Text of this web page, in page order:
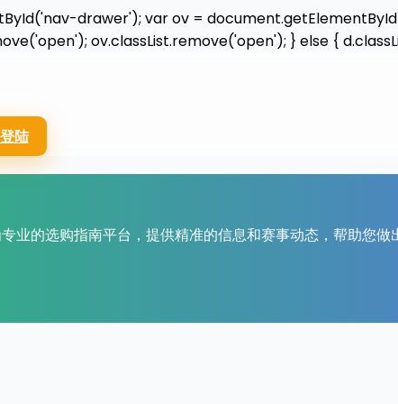
drawer'); var ov =
ov.classList.remove('open'); } else {
陆
业的选购指南平台，提供精准的信息和赛事动态，帮助您